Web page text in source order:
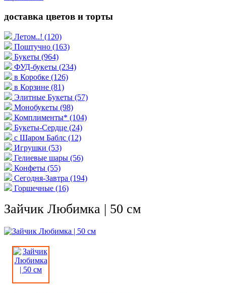
доставка цветов и торты
Летом..! (120)
Поштучно (163)
Букеты (964)
ФУД-букеты (234)
в Коробке (126)
в Корзине (81)
Элитные Букеты (57)
Монобукеты (98)
Комплименты* (104)
Букеты-Сердце (24)
с Шаром Баблс (12)
Игрушки (53)
Гелиевые шары (56)
Конфеты (55)
Сегодня-Завтра (194)
Горшечные (16)
Зайчик Любимка | 50 см